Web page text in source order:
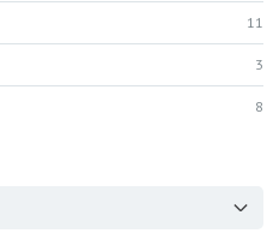
11
3
8